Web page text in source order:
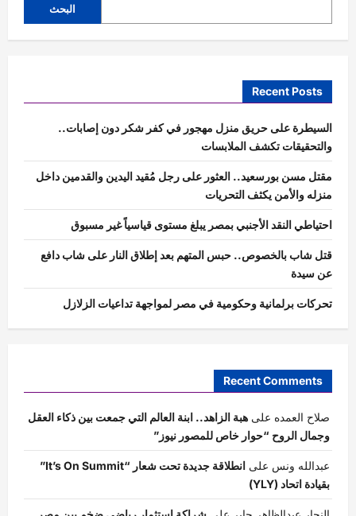
نفسك
البحث
Recent Posts
السيطرة على حريق منزل مهجور في كفر شكر دون إصابات..
والتحقيقات تكشف الملابسات
مقتل مسن بورسعيد.. العثور على رجل مُقيد اليدين والقدمين داخل
منزله والأمن يكثف التحريات
احتياطي النقد الأجنبي بمصر يبلغ مستوى قياسياً غير مسبوق
قتل شاب بالخصوص.. حبس المتهم بعد إطلاق النار على شاب دافع
عن سيدة
تحركات برلمانية وحكومية في مصر لمواجهة تداعيات الزلازل
Recent Comments
صلاح العمده على هبة الزاهد.. ابنة العالم التي جمعت بين ذكاء العقل
وجمال الروح “حوار خاص للمصور نيوز”
عبدالله ونس على
انطلاقة جديدة تحت شعار “It’s On Summit”
بقيادة اتحاد (YLY)